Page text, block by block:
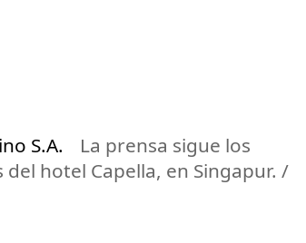
S.A.
La prensa sigue los
hotel Capella, en Singapur. /